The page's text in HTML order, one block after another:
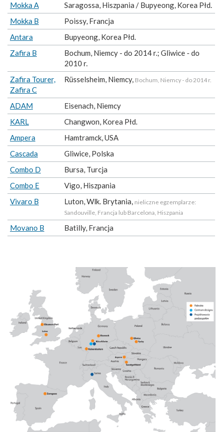
Mokka A
Saragossa, Hiszpania / Bupyeong, Korea Płd.
Mokka B
Poissy, Francja
Antara
Bupyeong, Korea Płd.
Zafira B
Bochum, Niemcy - do 2014 r.; Gliwice - do
2010 r.
Zafira Tourer,
Zafira C
Rüsselsheim, Niemcy, Bochum, Niemcy - do 2014 r.
ADAM
Eisenach, Niemcy
KARL
Changwon, Korea Płd.
Ampera
Hamtramck, USA
Cascada
Gliwice, Polska
Combo D
Bursa, Turcja
Combo E
Vigo, Hiszpania
Vivaro B
Luton, Wlk. Brytania, nieliczne egzemplarze:
Sandouville, Francja lub Barcelona, Hiszpania
Movano B Batilly, Francja